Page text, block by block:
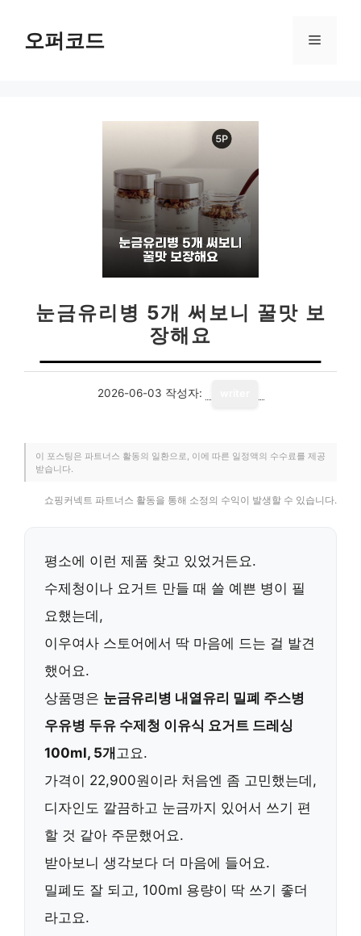
오퍼코드 메
눈금유리병 5개 써보니 꿀맛 보
장해요
2026-06-03 작성자:
이 포스팅은 파트너스 활동의 일환으로, 이에 따른 일정액의 수수료를 제공
받습니다.
쇼핑커넥트 파트너스 활동을 통해 소정의 수익이 발생할 수 있습니다.
평소에 이런 제품 찾고 있었거든요.
수제청이나 요거트 만들 때 쓸 예쁜 병이 필
요했는데,
이우여사 스토어에서 딱 마음에 드는 걸 발견
했어요.
상품명은 눈금유리병 내열유리 밀폐 주스병
우유병 두유 수제청 이유식 요거트 드레싱
100ml, 5개 고요.
가격이 22,900원이라 처음엔 좀 고민했는데,
디자인도 깔끔하고 눈금까지 있어서 쓰기 편
할 것 같아 주문했어요.
받아보니 생각보다 더 마음에 들어요.
밀폐도 잘 되고, 100ml 용량이 딱 쓰기 좋더
라고요.